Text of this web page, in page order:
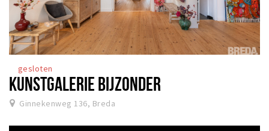
gesloten
KUNSTGALERIE BIJZONDER
Ginnekenweg 136, Breda